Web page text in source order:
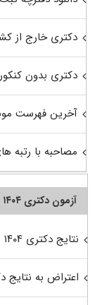
دکتری خارج از
دکتری بدون
آخرین فهرست
مصاحبه با رتبه
آزمون دکتری ۱۴۰۴
نتایج دکتری ۱۴۰۴
اعتراض به نتایج